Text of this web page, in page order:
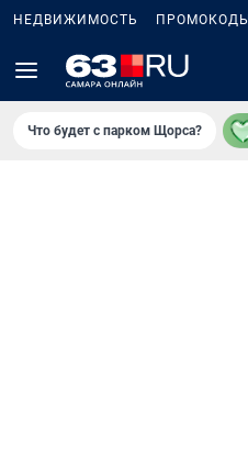
НЕДВИЖИМОСТЬ ПРОМОКОДЫ
Что будет с парком Щорса?